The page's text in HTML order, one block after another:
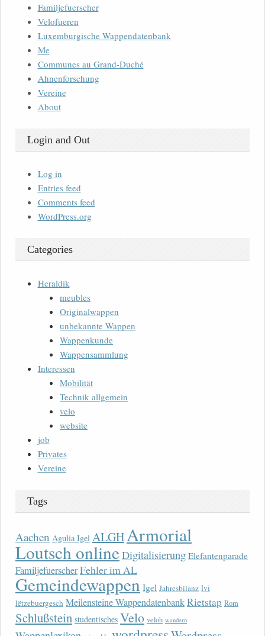
Familjefuerscher
Velofueren
Luxemburgische Wappendatenbank
Me
Communes au Grand-Duché
Ahnenforschung
Vereine
About
Login and Out
Log in
Entries feed
Comments feed
WordPress.org
Categories
Heraldik
meubles
Originalwappen
unbekannte Wappen
Wappenkunde
Wappensammlung
Interessen
Mobilität
Technik allgemein
velo
website
job
Privates
Vereine
Tags
Aachen Agulia Igel ALGHArmorial
Loutsch onlineDigitalisierung Elefantenparade
FamiljefuerscherFehler im AL
Gemeindewappen Igel Jahresbilanz lvi
lëtzebuergesch Meilensteine WappendatenbankRietstap Rom
Schlußstein studentisches Velo veloh wandern